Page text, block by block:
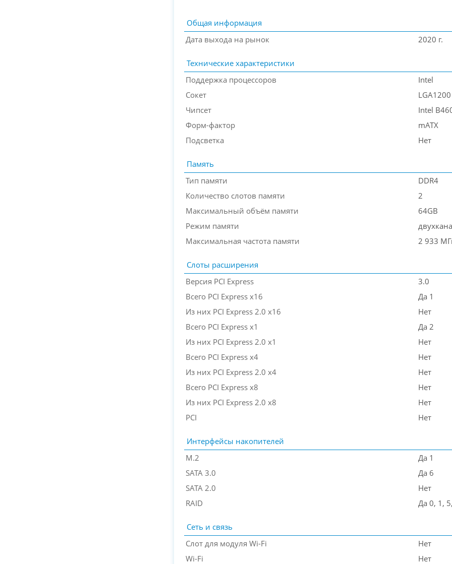
Общая информация
Дата выхода на рынок
2020 г.
Технические характеристики
Поддержка процессоров
Intel
Сокет
LGA1200
Чипсет
Intel
Форм-фактор
mATX
Подсветка
Нет
Память
Тип памяти
DDR4
Количество слотов памяти
2
Максимальный объём памяти
64GB
Режим памяти
Максимальная частота памяти
2 933
Слоты расширения
Версия PCI Express
3.0
Всего PCI Express x16
Да 1
Из них PCI Express 2.0 x16
Нет
Всего PCI Express x1
Да 2
Из них PCI Express 2.0 x1
Нет
Всего PCI Express x4
Нет
Из них PCI Express 2.0 x4
Нет
Всего PCI Express x8
Нет
Из них PCI Express 2.0 x8
Нет
PCI
Нет
Интерфейсы накопителей
M.2
Да 1
SATA 3.0
Да 6
SATA 2.0
Нет
RAID
Да 0, 1,
Сеть и связь
Слот для модуля Wi-Fi
Нет
Wi-Fi
Нет